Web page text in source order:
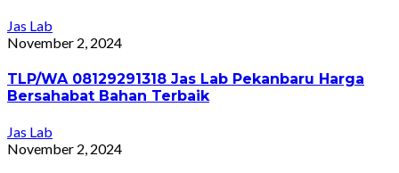
Jas Lab
November 2, 2024
TLP/WA 08129291318 Jas Lab Pekanbaru Harga
Bersahabat Bahan Terbaik
Jas Lab
November 2, 2024